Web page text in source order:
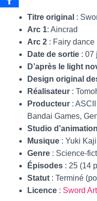
Titre original :
Arc 1: Aincrad
Arc 2 : Fairy dance
Date de sortie : 07
D’après le light
Design original
Réalisateur :
Producteur :
Bandai Games,
Studio d’animation
Musique : Yuki
Genre : Science-
Épisodes : 25 (14
Statut : Terminé
Licence : Sword